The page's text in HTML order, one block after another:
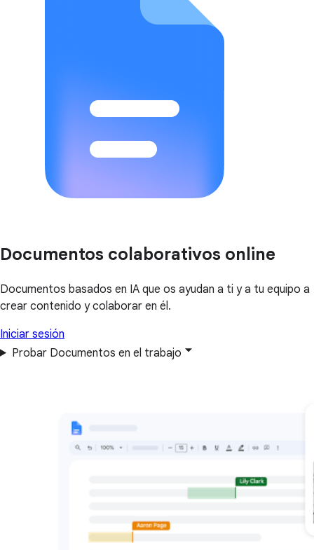
Documentos colaborativos online
Documentos basados en IA que os ayudan a ti y a tu equipo a
crear contenido y colaborar en él.
Iniciar sesión
Probar Documentos en el trabajo